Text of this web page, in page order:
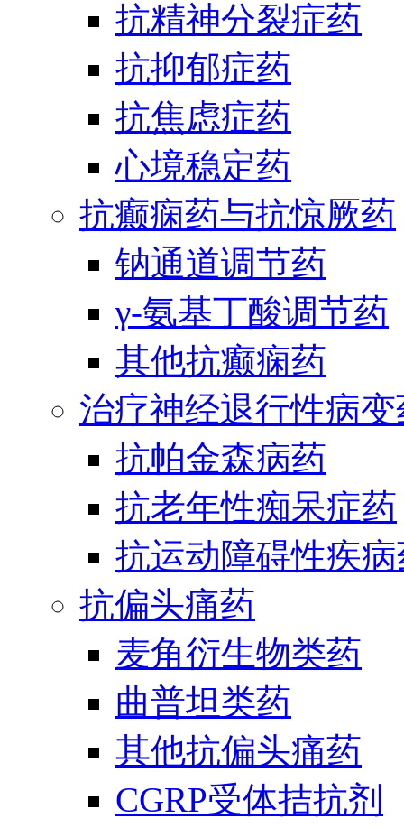
抗精神分裂症药
抗抑郁症药
抗焦虑症药
心境稳定药
抗癫痫药与抗惊厥药
钠通道调节药
γ-氨基丁酸调节药
其他抗癫痫药
治疗神经退行性病
抗帕金森病药
抗老年性痴呆症药
抗运动障碍性疾
抗偏头痛药
麦角衍生物类药
曲普坦类药
其他抗偏头痛药
CGRP受体拮抗剂